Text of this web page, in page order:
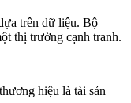
trên dữ liệu. Bộ
thị trường cạnh tranh.
hiệu là tài sản